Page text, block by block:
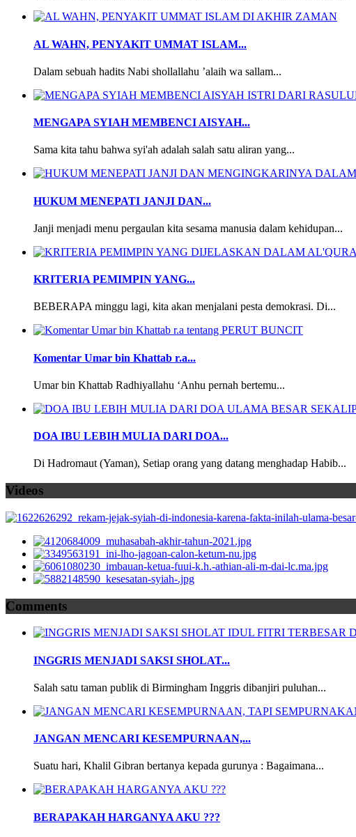
AL WAHN, PENYAKIT UMMAT ISLAM...
Dalam sebuah hadits Nabi shollallahu ’alaih wa sallam...
MENGAPA SYIAH MEMBENCI AISYAH...
Sama kita tahu bahwa syi'ah adalah salah satu aliran yang...
HUKUM MENEPATI JANJI DAN...
Janji menjadi menu pergaulan kita sesama manusia dalam kehidupan...
KRITERIA PEMIMPIN YANG...
BEBERAPA minggu lagi, kita akan menjalani pesta demokrasi. Di...
Komentar Umar bin Khattab r.a...
Umar bin Khattab Radhiyallahu ‘Anhu pernah bertemu...
DOA IBU LEBIH MULIA DARI DOA...
Di Hadromaut (Yaman), Setiap orang yang datang menghadap Habib...
Videos
Comments
INGGRIS MENJADI SAKSI SHOLAT...
Salah satu taman publik di Birmingham Inggris dibanjiri puluhan...
JANGAN MENCARI KESEMPURNAAN,...
Suatu hari, Khalil Gibran bertanya kepada gurunya : Bagaimana...
BERAPAKAH HARGANYA AKU ???